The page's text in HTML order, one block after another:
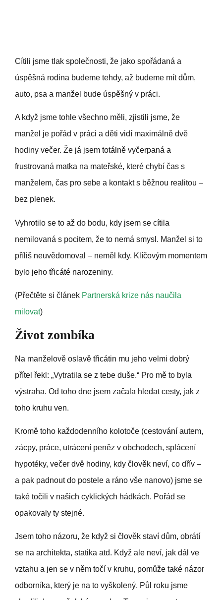
Cítili jsme tlak společnosti, že jako spořádaná a
úspěšná rodina budeme tehdy, až budeme mít dům,
auto, psa a manžel bude úspěšný v práci.
A když jsme tohle všechno měli, zjistili jsme, že
manžel je pořád v práci a děti vidí maximálně dvě
hodiny večer. Že já jsem totálně vyčerpaná a
frustrovaná matka na mateřské, které chybí čas s
manželem, čas pro sebe a kontakt s běžnou realitou –
bez plenek.
Vyhrotilo se to až do bodu, kdy jsem se cítila
nemilovaná s pocitem, že to nemá smysl. Manžel si to
příliš neuvědomoval – neměl kdy. Klíčovým momentem
bylo jeho třicáté narozeniny.
(Přečtěte si článek Partnerská krize nás naučila
milovat)
Život zombíka
Na manželově oslavě třicátin mu jeho velmi dobrý
přítel řekl: „Vytratila se z tebe duše.“ Pro mě to byla
výstraha. Od toho dne jsem začala hledat cesty, jak z
toho kruhu ven.
Kromě toho každodenního kolotoče (cestování autem,
zácpy, práce, utrácení peněz v obchodech, splácení
hypotéky, večer dvě hodiny, kdy člověk neví, co dřív –
a pak padnout do postele a ráno vše nanovo) jsme se
také točili v našich cyklických hádkách. Pořád se
opakovaly ty stejné.
Jsem toho názoru, že když si člověk staví dům, obrátí
se na architekta, statika atd. Když ale neví, jak dál ve
vztahu a jen se v něm točí v kruhu, pomůže také názor
odborníka, který je na to vyškolený. Půl roku jsme